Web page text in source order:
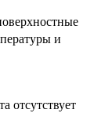
и
отсутствует